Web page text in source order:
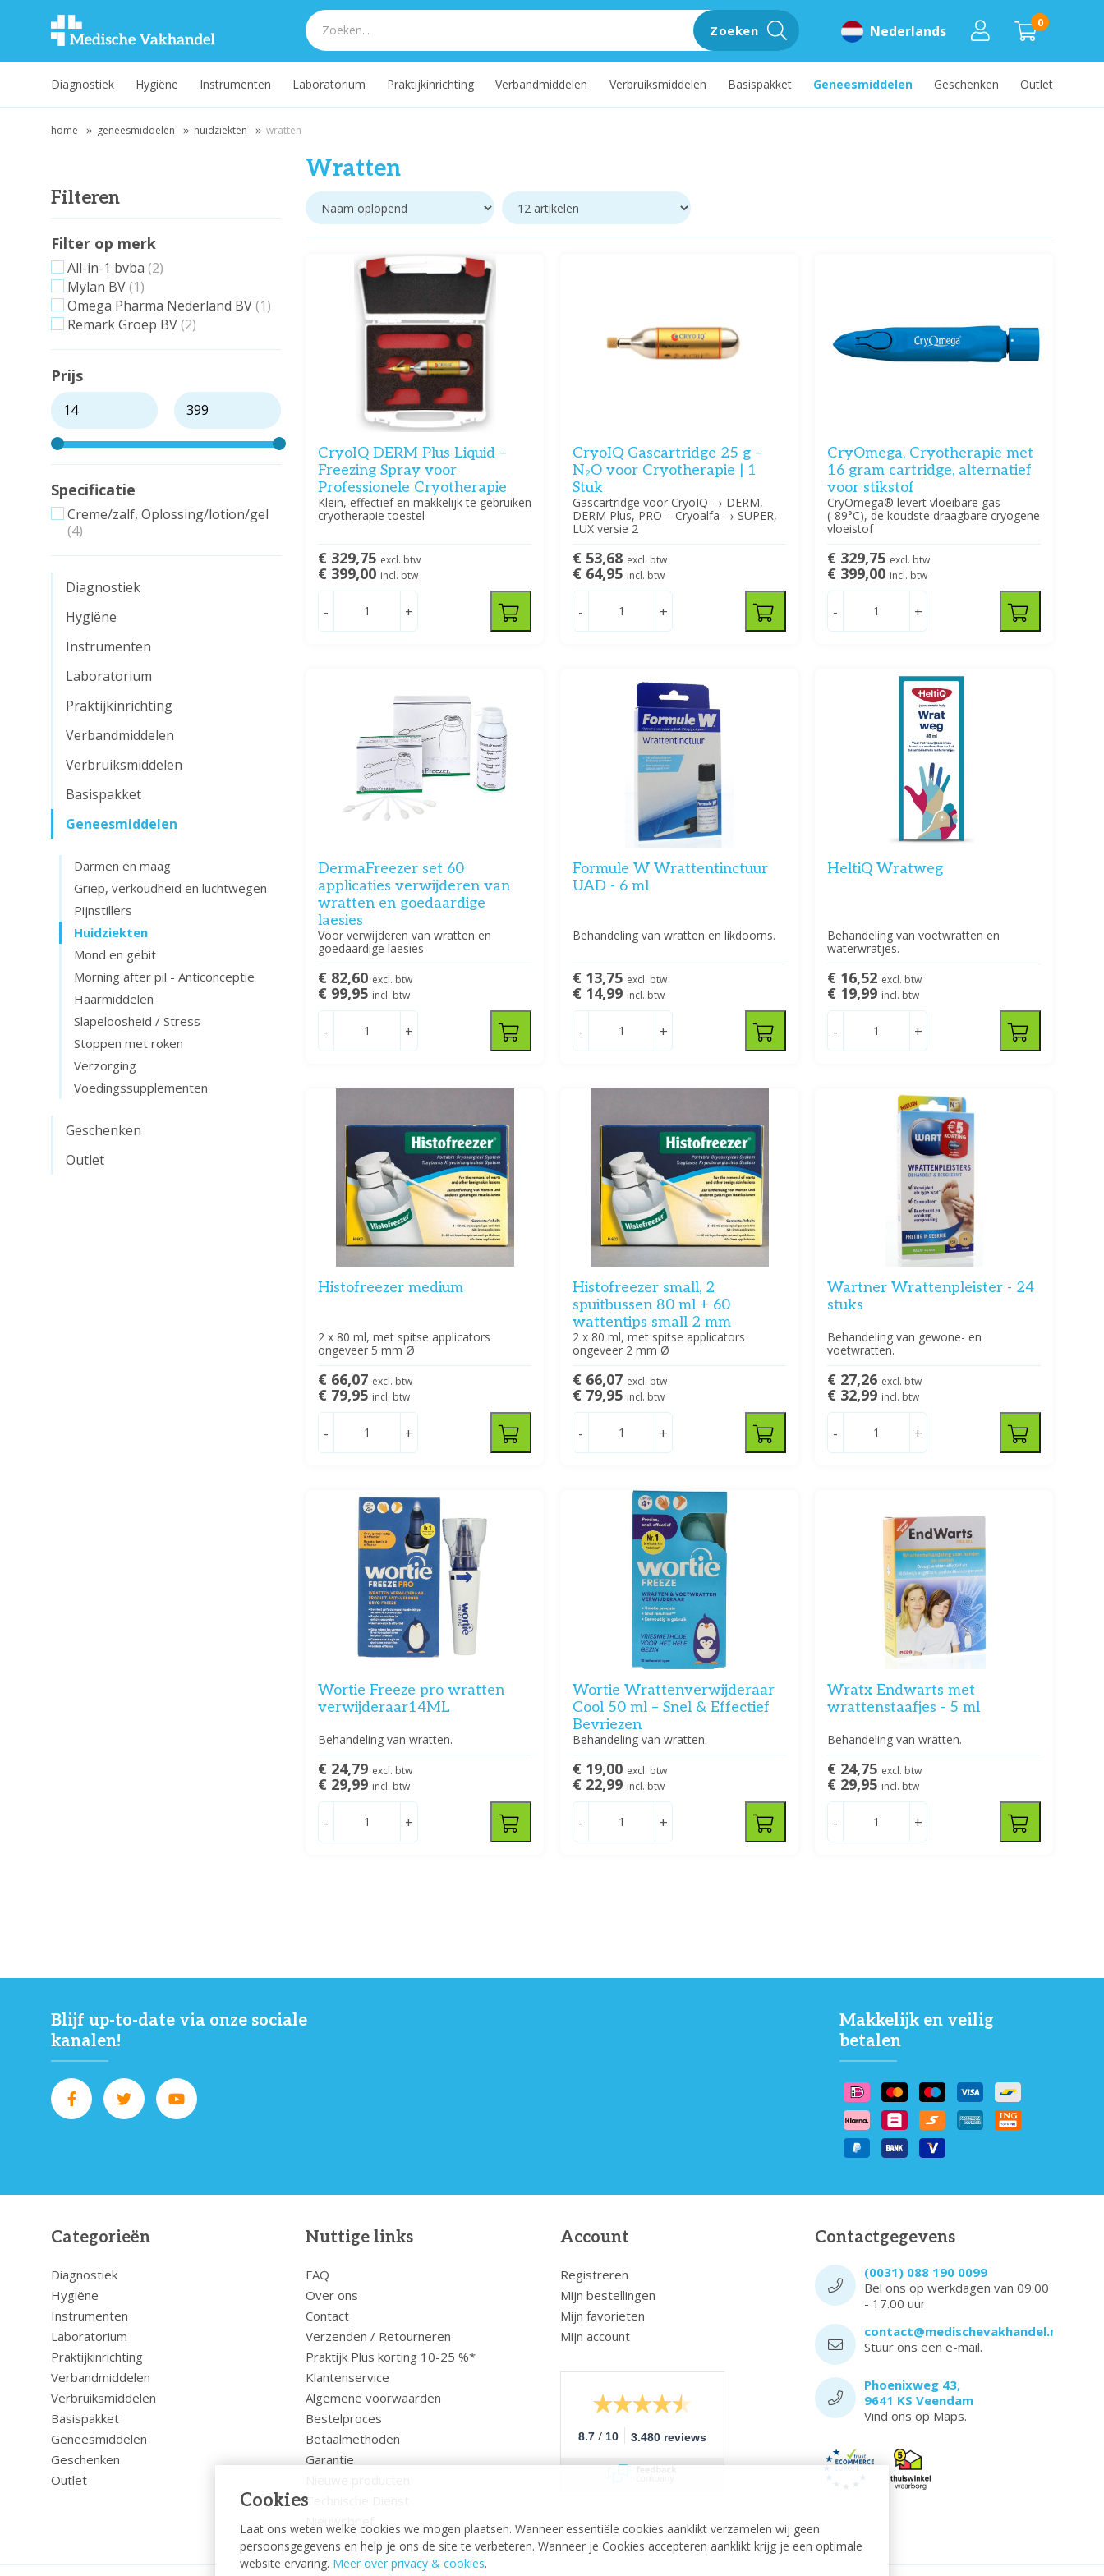
Cookies
Laat ons weten welke cookies we mogen plaatsen. Wanneer essentiële cookies aanklikt verzamelen wij geen
persoonsgegevens en help je ons de site te verbeteren. Wanneer je Cookies accepteren aanklikt krijg je een optimale
website ervaring. Meer over privacy & cookies.
0
Nederlands
Zoeken
Diagnostiek Hygiëne Instrumenten Laboratorium Praktijkinrichting Verbandmiddelen Verbruiksmiddelen Basispakket Geneesmiddelen Geschenken Outlet
home geneesmiddelen huidziekten wratten
Filteren
Filter op merk
All-in-1 bvba (2)
Mylan BV (1)
Omega Pharma Nederland BV (1)
Remark Groep BV (2)
Prijs
Specificatie
Creme/zalf, Oplossing/lotion/gel
(4)
Diagnostiek
Hygiëne
Instrumenten
Laboratorium
Praktijkinrichting
Verbandmiddelen
Verbruiksmiddelen
Basispakket
Geneesmiddelen
Darmen en maag
Griep, verkoudheid en luchtwegen
Pijnstillers
Huidziekten
Mond en gebit
Morning after pil - Anticonceptie
Haarmiddelen
Slapeloosheid / Stress
Stoppen met roken
Verzorging
Voedingssupplementen
Geschenken
Outlet
Wratten
CryoIQ DERM Plus Liquid –
Freezing Spray voor
Professionele Cryotherapie
Klein, effectief en makkelijk te gebruiken
cryotherapie toestel
€ 329,75 excl. btw
€ 399,00 incl. btw
- +
CryoIQ Gascartridge 25 g –
N₂O voor Cryotherapie | 1
Stuk
Gascartridge voor CryoIQ → DERM,
DERM Plus, PRO – Cryoalfa → SUPER,
LUX versie 2
€ 53,68 excl. btw
€ 64,95 incl. btw
- +
CryOmega, Cryotherapie met
16 gram cartridge, alternatief
voor stikstof
CryOmega® levert vloeibare gas
(-89°C), de koudste draagbare cryogene
vloeistof
€ 329,75 excl. btw
€ 399,00 incl. btw
- +
DermaFreezer set 60
applicaties verwijderen van
wratten en goedaardige
laesies
Voor verwijderen van wratten en
goedaardige laesies
€ 82,60 excl. btw
€ 99,95 incl. btw
- +
Formule W Wrattentinctuur
UAD - 6 ml
Behandeling van wratten en likdoorns.
€ 13,75 excl. btw
€ 14,99 incl. btw
- +
HeltiQ Wratweg
Behandeling van voetwratten en
waterwratjes.
€ 16,52 excl. btw
€ 19,99 incl. btw
- +
Histofreezer medium
2 x 80 ml, met spitse applicators
ongeveer 5 mm Ø
€ 66,07 excl. btw
€ 79,95 incl. btw
- +
Histofreezer small, 2
spuitbussen 80 ml + 60
wattentips small 2 mm
2 x 80 ml, met spitse applicators
ongeveer 2 mm Ø
€ 66,07 excl. btw
€ 79,95 incl. btw
- +
Wartner Wrattenpleister - 24
stuks
Behandeling van gewone- en
voetwratten.
€ 27,26 excl. btw
€ 32,99 incl. btw
- +
Wortie Freeze pro wratten
verwijderaar14ML
Behandeling van wratten.
€ 24,79 excl. btw
€ 29,99 incl. btw
- +
Wortie Wrattenverwijderaar
Cool 50 ml – Snel & Effectief
Bevriezen
Behandeling van wratten.
€ 19,00 excl. btw
€ 22,99 incl. btw
- +
Wratx Endwarts met
wrattenstaafjes - 5 ml
Behandeling van wratten.
€ 24,75 excl. btw
€ 29,95 incl. btw
- +
Blijf up-to-date via onze sociale
kanalen!
Makkelijk en veilig
betalen
Categorieën
Diagnostiek
Hygiëne
Instrumenten
Laboratorium
Praktijkinrichting
Verbandmiddelen
Verbruiksmiddelen
Basispakket
Geneesmiddelen
Geschenken
Outlet
Nuttige links
FAQ
Over ons
Contact
Verzenden / Retourneren
Praktijk Plus korting 10-25 %*
Klantenservice
Algemene voorwaarden
Bestelproces
Betaalmethoden
Garantie
Technische Dienst
Nieuwsbrief
Account
Registreren
Mijn bestellingen
Mijn favorieten
Mijn account
8.7 / 10 3.480 reviews
Contactgegevens
(0031) 088 190 0099
Bel ons op werkdagen van 09:00
- 17.00 uur
contact@medischevakhandel.nl
Stuur ons een e-mail.
Phoenixweg 43,
9641 KS Veendam
Vind ons op Maps.